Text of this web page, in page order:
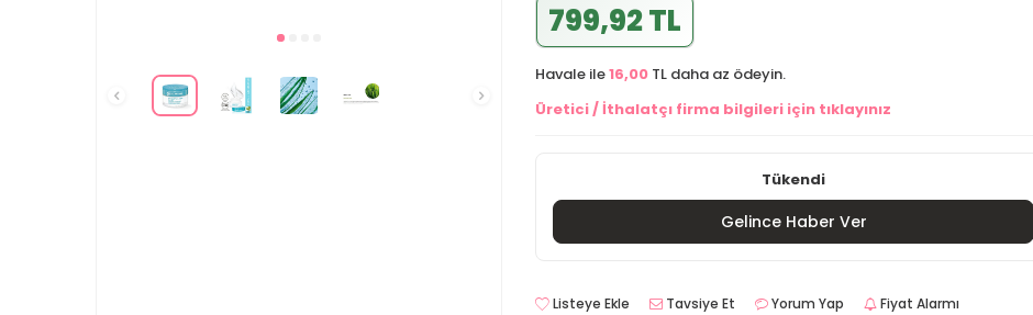
799,92 TL
Havale ile16,00 TL daha az ödeyin.
Üretici / İthalatçı firma bilgileri için tıklayınız
Tükendi
Gelince Haber Ver
Listeye Ekle Tavsiye Et Yorum Yap Fiyat Alarmı